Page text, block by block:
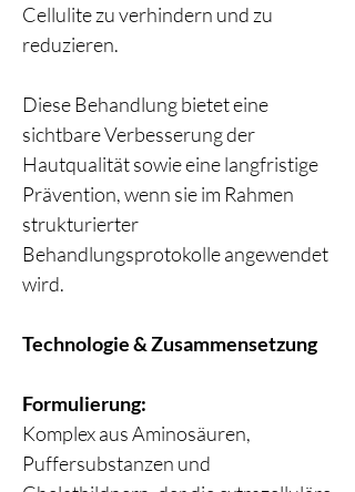
Cellulite zu verhindern und zu
reduzieren.
Diese Behandlung bietet eine
sichtbare Verbesserung der
Hautqualität sowie eine langfristige
Prävention, wenn sie im Rahmen
strukturierter
Behandlungsprotokolle angewendet
wird.
Technologie & Zusammensetzung
Formulierung:
Komplex aus Aminosäuren,
Puffersubstanzen und